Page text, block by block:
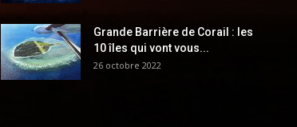
Grande Barrière de Corail : les
10 îles qui vont vous...
26 octobre 2022